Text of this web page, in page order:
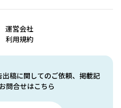
稿に関してのご依頼、掲載記
問合せはこちら
運営会社
利用規約